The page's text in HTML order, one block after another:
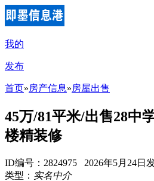
我的
发布
首页»房产信息»房屋出售
45万/81平米/出售28中
楼精装修
ID编号：2824975 2026年5月24日
类型： 实名中介